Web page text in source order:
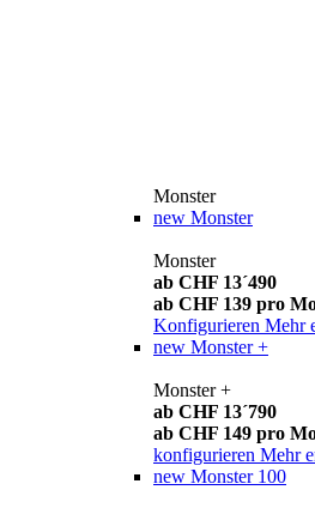
Monster
new Monster
Monster
ab CHF 13´490
ab CHF 139 pro
Konfigurieren Mehr
new Monster +
Monster +
ab CHF 13´790
ab CHF 149 pro
konfigurieren Mehr
new Monster 100